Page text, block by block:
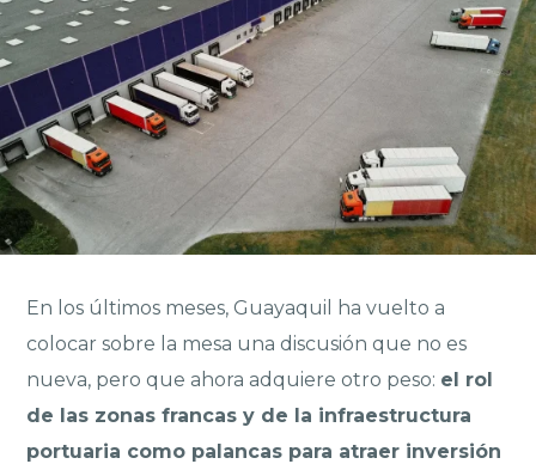
En los últimos meses, Guayaquil ha vuelto a
colocar sobre la mesa una discusión que no es
nueva, pero que ahora adquiere otro peso: el rol
de las zonas francas y de la infraestructura
portuaria como palancas para atraer inversión